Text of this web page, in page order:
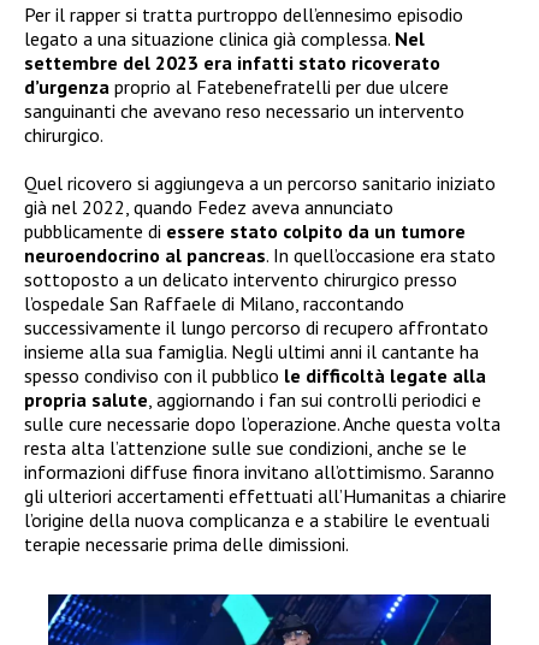
Per il rapper si tratta purtroppo dell’ennesimo episodio
legato a una situazione clinica già complessa. Nel
settembre del 2023 era infatti stato ricoverato
d’urgenza proprio al Fatebenefratelli per due ulcere
sanguinanti che avevano reso necessario un intervento
chirurgico.
Quel ricovero si aggiungeva a un percorso sanitario iniziato
già nel 2022, quando Fedez aveva annunciato
pubblicamente di essere stato colpito da un tumore
neuroendocrino al pancreas. In quell’occasione era stato
sottoposto a un delicato intervento chirurgico presso
l’ospedale San Raffaele di Milano, raccontando
successivamente il lungo percorso di recupero affrontato
insieme alla sua famiglia. Negli ultimi anni il cantante ha
spesso condiviso con il pubblico le difficoltà legate alla
propria salute , aggiornando i fan sui controlli periodici e
sulle cure necessarie dopo l’operazione. Anche questa volta
resta alta l’attenzione sulle sue condizioni, anche se le
informazioni diffuse finora invitano all’ottimismo. Saranno
gli ulteriori accertamenti effettuati all’Humanitas a chiarire
l’origine della nuova complicanza e a stabilire le eventuali
terapie necessarie prima delle dimissioni.